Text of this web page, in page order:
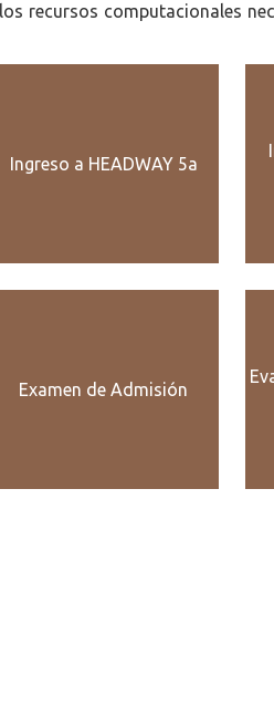
recursos computacionales
Ingreso a HEADWAY 5a
Examen de Admisión